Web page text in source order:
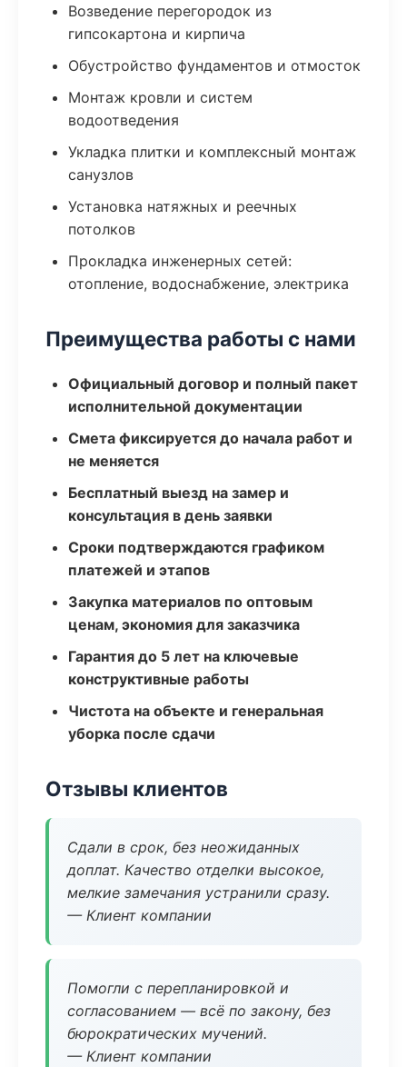
Возведение перегородок из
гипсокартона и кирпича
Обустройство фундаментов и отмосток
Монтаж кровли и систем
водоотведения
Укладка плитки и комплексный монтаж
санузлов
Установка натяжных и реечных
потолков
Прокладка инженерных сетей:
отопление, водоснабжение, электрика
Преимущества работы с нами
Официальный договор и полный пакет
исполнительной документации
Смета фиксируется до начала работ и
не меняется
Бесплатный выезд на замер и
консультация в день заявки
Сроки подтверждаются графиком
платежей и этапов
Закупка материалов по оптовым
ценам, экономия для заказчика
Гарантия до 5 лет на ключевые
конструктивные работы
Чистота на объекте и генеральная
уборка после сдачи
Отзывы клиентов
Сдали в срок, без неожиданных
доплат. Качество отделки высокое,
мелкие замечания устранили сразу.
— Клиент компании
Помогли с перепланировкой и
согласованием — всё по закону, без
бюрократических мучений.
— Клиент компании